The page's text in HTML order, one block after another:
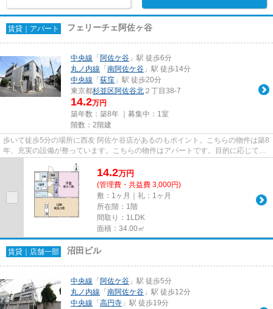
賃貸｜アパート フェリーチェ阿佐ヶ谷
中央線 「 阿佐ケ谷 」駅 徒歩6分
丸ノ内線 「 南阿佐ケ谷 」駅 徒歩14分
中央線 「 荻窪 」駅 徒歩20分
東京都杉並区阿佐谷北 ２丁目38-7
14.2万円
築年数：築8年 ｜募集中： 1室
階数：2階建
歩いて徒歩5分の場所に西友 阿佐ケ谷店があるのもポイント。こちらの物件は築8
年、充実の設備が整っています。こちらの物件はアパートです。目的に応じて駅
14.2万円
(管理費・共益費 3,000円)
敷：1ヶ月｜礼：1ヶ月
所在階：1階
間取り：1LDK
面積：34.00㎡
賃貸｜店舗一部 沼田ビル
中央線 「 阿佐ケ谷 」駅 徒歩5分
丸ノ内線 「 南阿佐ケ谷 」駅 徒歩12分
中央線 「 高円寺 」駅 徒歩19分